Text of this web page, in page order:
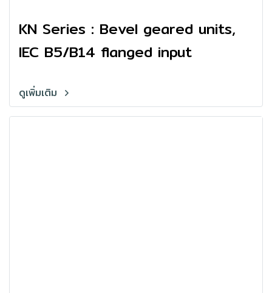
KN Series : Bevel geared units,
IEC B5/B14 flanged input
ดูเพิ่มเติม